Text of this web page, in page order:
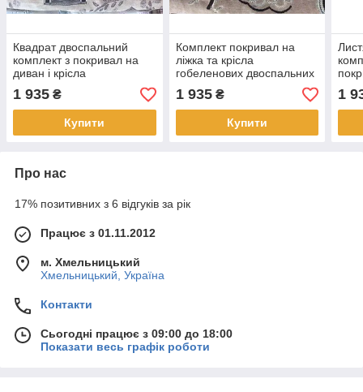
Квадрат двоспальний
комплект з покривал на
диван і крісла
1 935 ₴
Купити
Комплект покривал на
ліжка та крісла
гобеленових двоспальних
1 935₴
Купити
1
Про нас
17% позитивних з 6 відгуків за рік
Працює з 01.11.2012
м. Хмельницький
Хмельницький, Україна
Контакти
Сьогодні працює з 09:00 до 18:00
Показати весь графік роботи